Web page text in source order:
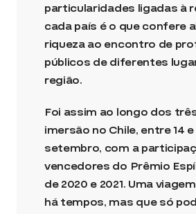
particularidades ligadas à
cada país é o que confere
riqueza ao encontro de
públicos de diferentes
região.
Foi assim ao longo dos
imersão no Chile, entre 14 e
setembro, com a
vencedores do Prêmio
de 2020 e 2021. Uma
há tempos, mas que só